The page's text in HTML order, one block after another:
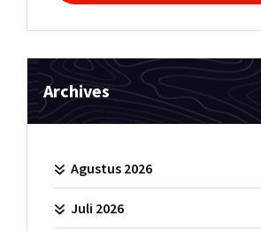
Archives
Agustus 2026
Juli 2026